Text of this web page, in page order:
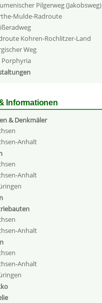
Pilgerweg (Jakobsweg)
Mulde-Radroute
Kohren-Rochlitzer-Land
Weg
Porphyria
Informationen
& Denkmäler
Anhalt
Anhalt
Anhalt
Anhalt